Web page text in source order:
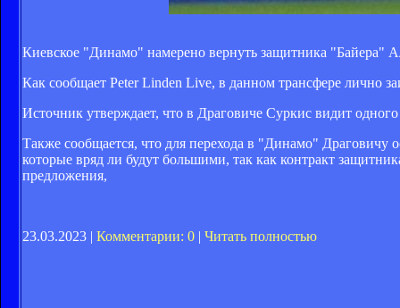
Киевское "Динамо" намерено вернуть защитника "Байера"
Как сообщает Peter Linden Live, в данном трансфере лично
Источник утверждает, что в Драговиче Суркис видит
Также сообщается, что для перехода в "Динамо" Драговичу
которые вряд ли будут большими, так как контракт
предложения,
23.03.2023 | Комментарии: 0 | Читать полностью